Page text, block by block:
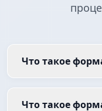
Что такое
Что такое